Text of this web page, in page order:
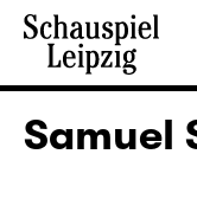
Samuel